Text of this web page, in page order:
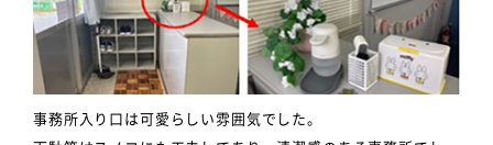
事務所入り口は可愛らしい雰囲気でした。